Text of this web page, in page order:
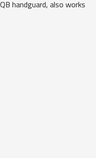
handguard, also works